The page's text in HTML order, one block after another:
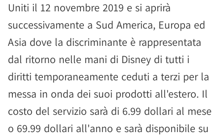
Uniti il 12 novembre 2019 e si aprirà
successivamente a Sud America, Europa ed
Asia dove la discriminante è rappresentata
dal ritorno nelle mani di Disney di tutti i
diritti temporaneamente ceduti a terzi per la
messa in onda dei suoi prodotti all'estero. Il
costo del servizio sarà di 6.99 dollari al mese
o 69.99 dollari all'anno e sarà disponibile su